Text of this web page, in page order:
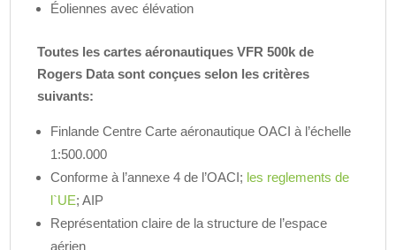
Éoliennes avec élévation
Toutes les cartes aéronautiques VFR 500k de
Rogers Data sont conçues selon les critères
suivants:
Finlande Centre Carte aéronautique OACI à l’échelle
1:500.000
Conforme à l’annexe 4 de l’OACI; les reglements de
l`UE; AIP
Représentation claire de la structure de l’espace
aérien